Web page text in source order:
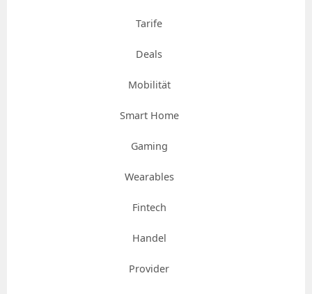
Tarife
Deals
Mobilität
Smart Home
Gaming
Wearables
Fintech
Handel
Provider